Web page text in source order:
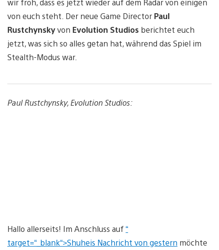
von euch steht. Der neue Game Director Paul
Rustchynskyvon Evolution Studios berichtet euch
jetzt, was sich so alles getan hat, während das Spiel im
Stealth-Modus war.
Paul Rustchynsky, Evolution Studios:
Hallo allerseits! Im Anschluss auf“
target=“_blank“>Shuheis Nachricht von gestern möchte